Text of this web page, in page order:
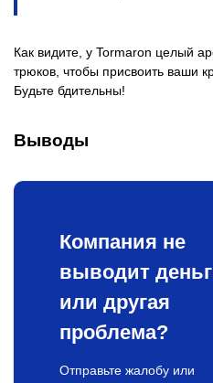
Как видите, у Tormaron целый
трюков, чтобы присвоить ваши
Будьте бдительны!
Выводы
Компания не
выводит
или другая
проблема?
Отправьте жалобу или